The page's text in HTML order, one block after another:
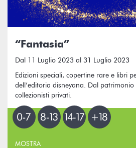
“Fantasia”
Dal 11 Luglio 2023 al 31 Luglio 2023
Edizioni speciali, copertine rare e libri
dell’editoria disneyana. Dal
collezionisti privati.
MOSTRA